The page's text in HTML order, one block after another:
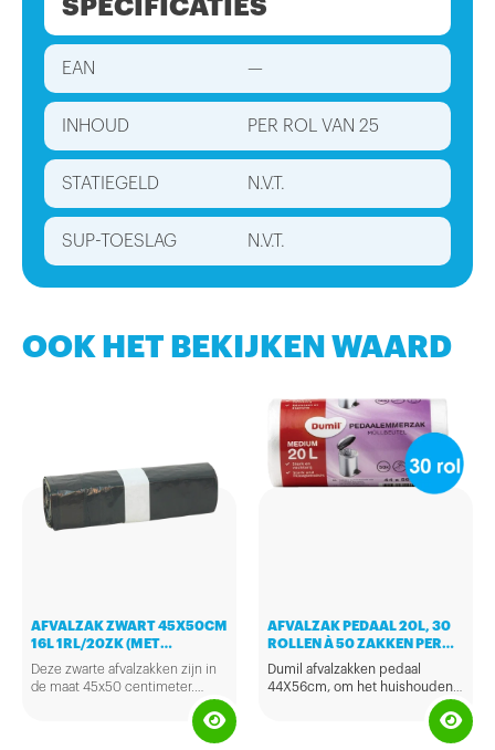
SPECIFICATIES
EAN —
INHOUD PER ROL VAN 25
STATIEGELD N.V.T.
SUP-TOESLAG N.V.T.
OOK HET BEKIJKEN WAARD
AFVALZAK ZWART 45X50CM
16L 1RL/20ZK (MET
TREKBAND)
Deze zwarte afvalzakken zijn in
de maat 45x50 centimeter.
Zakken hebben een trekband en
zijn T25my dik. De zakken zijn
AFVALZAK PEDAAL 20L, 30
ROLLEN À 50 ZAKKEN PER
ROL
Dumil afvalzakken pedaal
44X56cm, om het huishouden
makkelijker, betrouwbaarder en